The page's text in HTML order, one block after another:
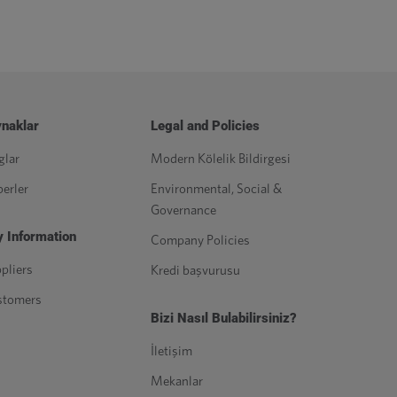
Information
Legal and Policies
Modern Kölelik Bildirgesi
Environmental, Social &
Governance
Company Policies
Kredi başvurusu
Bizi Nasıl Bulabilirsiniz?
İletişim
Mekanlar